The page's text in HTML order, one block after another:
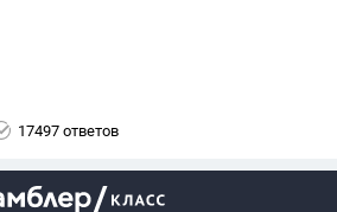
17497 ответов